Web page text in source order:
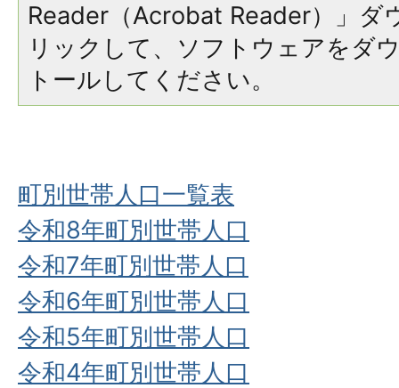
Reader（Acrobat Reader）」ダ
リックして、ソフトウェアをダ
トールしてください。
町別世帯人口一覧表
令和8年町別世帯人口
令和7年町別世帯人口
令和6年町別世帯人口
令和5年町別世帯人口
令和4年町別世帯人口